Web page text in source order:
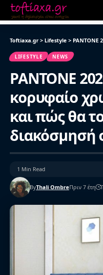
Toftiaxa.gr > Lifestyle > PANTONE 2020: Ποιο
LIFESTYLE NEWS
PANTONE
κορυφαίο
και πώς θα
διακόσμησή
ByThali OmbreΠριν 7 έτη
1 Min Read